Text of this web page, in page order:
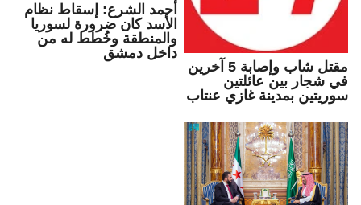
مقتل شاب وإصابة 5 آخرين
في شجار بين عائلتين
سوريتين بمدينة غازي عنتاب
أحمد الشرع: إسقاط نظام
الأسد كان ضرورة لسوريا
والمنطقة وخُطط له من
داخل دمشق